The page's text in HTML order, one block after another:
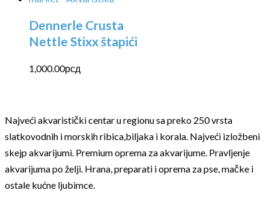
Dennerle Crusta
Nettle Stixx štapići
1,000.00рсд
Najveći akvaristički centar u regionu sa preko 250 vrsta
slatkovodnih i morskih ribica,biljaka i korala. Najveći izložbeni
skejp akvarijumi. Premium oprema za akvarijume. Pravljenje
akvarijuma po želji. Hrana, preparati i oprema za pse, mačke i
ostale kućne ljubimce.